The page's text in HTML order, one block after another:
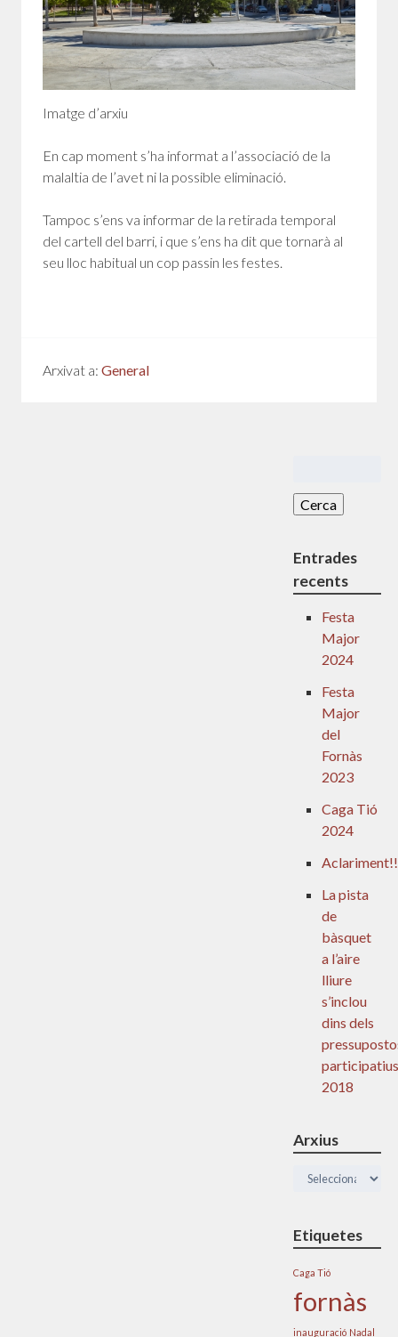
Imatge d’arxiu
En cap moment s’ha informat a l’associació de la
malaltia de l’avet ni la possible eliminació.
Tampoc s’ens va informar de la retirada temporal
del cartell del barri, i que s’ens ha dit que tornarà al
seu lloc habitual un cop passin les festes.
Arxivat a: General
Entrades
recents
Festa
Major
2024
Festa
Major
del
Fornàs
2023
Caga Tió
2024
La pista
de
bàsquet
a l’aire
lliure
s’inclou
dins dels
2018
Arxius
Arxius
Etiquetes
Caga Tió
fornàs
inauguració Nadal